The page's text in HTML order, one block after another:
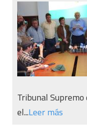
Tribunal Supremo
el...Leer más